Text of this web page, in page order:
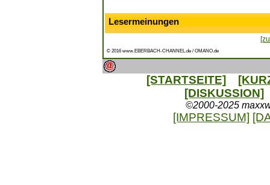
Lesermeinungen
© 2016 www.EBERBACH-CHANNEL.de / OMANO.de
[STARTSEITE]
[DISKUSSION]
©2000-2025
[IMPRESSUM]